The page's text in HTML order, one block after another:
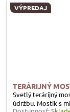
TERÁRIJNÝ
VÝPREDAJ
Svetlý terárijný
údržbu. Mostík s